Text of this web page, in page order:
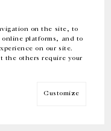
on the site, to
platforms, and to
on our site.
the others require your
Customize